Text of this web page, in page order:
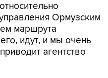
Ормузским
маршрута
идут, и мы очень
агентство